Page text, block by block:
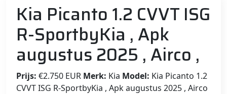
Kia Picanto 1.2 CVVT ISG
R-SportbyKia , Apk
augustus 2025 , Airco ,
Prijs: €2.750 EUR Merk: Kia Model: Kia Picanto 1.2
CVVT ISG R-SportbyKia , Apk augustus 2025 , Airco